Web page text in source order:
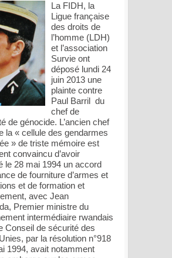
La FIDH, la
Ligue française
des droits de
l’homme (LDH)
et l’association
Survie ont
déposé lundi 24
juin 2013 une
plainte contre
Paul Barril du
chef de
de génocide. L’ancien chef
la « cellule des gendarmes
» de triste mémoire est
convaincu d’avoir
le 28 mai 1994 un accord
de fourniture d’armes et
et de formation et
avec Jean
Premier ministre du
intermédiaire rwandais
Conseil de sécurité des
par la résolution n°918
1994, avait notamment